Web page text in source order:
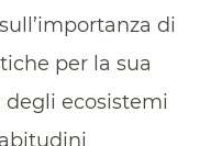
di
per la sua
degli ecosistemi